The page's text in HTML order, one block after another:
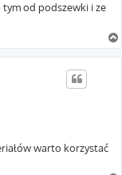
od podszewki i ze
warto korzystać